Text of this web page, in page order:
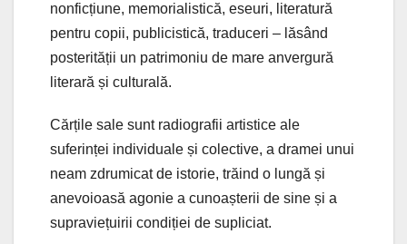
nonficțiune, memorialistică, eseuri, literatură
pentru copii, publicistică, traduceri – lăsând
posterității un patrimoniu de mare anvergură
literară și culturală.
Cărțile sale sunt radiografii artistice ale
suferinței individuale și colective, a dramei unui
neam zdrumicat de istorie, trăind o lungă și
anevoioasă agonie a cunoașterii de sine și a
supraviețuirii condiției de supliciat.